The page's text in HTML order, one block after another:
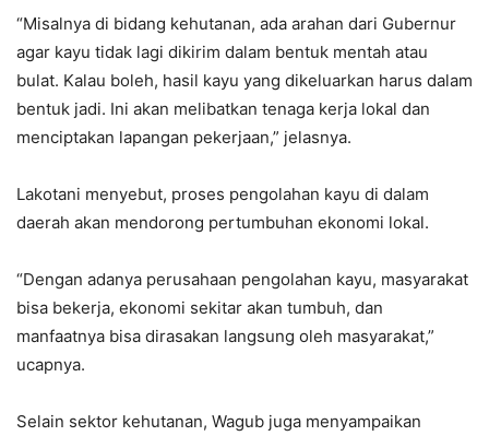
“Misalnya di bidang kehutanan, ada arahan dari Gubernur
agar kayu tidak lagi dikirim dalam bentuk mentah atau
bulat. Kalau boleh, hasil kayu yang dikeluarkan harus dalam
bentuk jadi. Ini akan melibatkan tenaga kerja lokal dan
menciptakan lapangan pekerjaan,” jelasnya.
Lakotani menyebut, proses pengolahan kayu di dalam
daerah akan mendorong pertumbuhan ekonomi lokal.
“Dengan adanya perusahaan pengolahan kayu, masyarakat
bisa bekerja, ekonomi sekitar akan tumbuh, dan
manfaatnya bisa dirasakan langsung oleh masyarakat,”
ucapnya.
Selain sektor kehutanan, Wagub juga menyampaikan